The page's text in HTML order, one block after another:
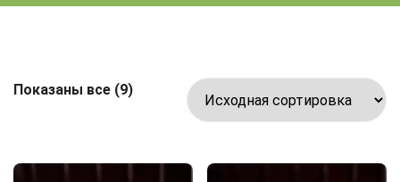
Показаны все (9)